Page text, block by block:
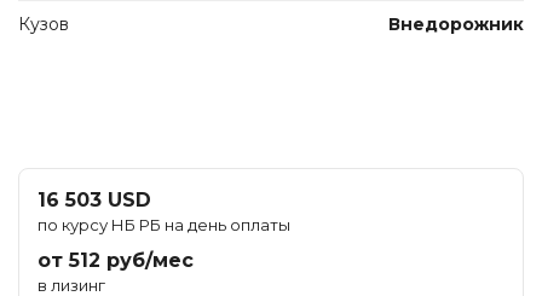
Кузов Внедорожник
16 503 USD
по курсу НБ РБ на день оплаты
от 512 руб/мес
в лизинг